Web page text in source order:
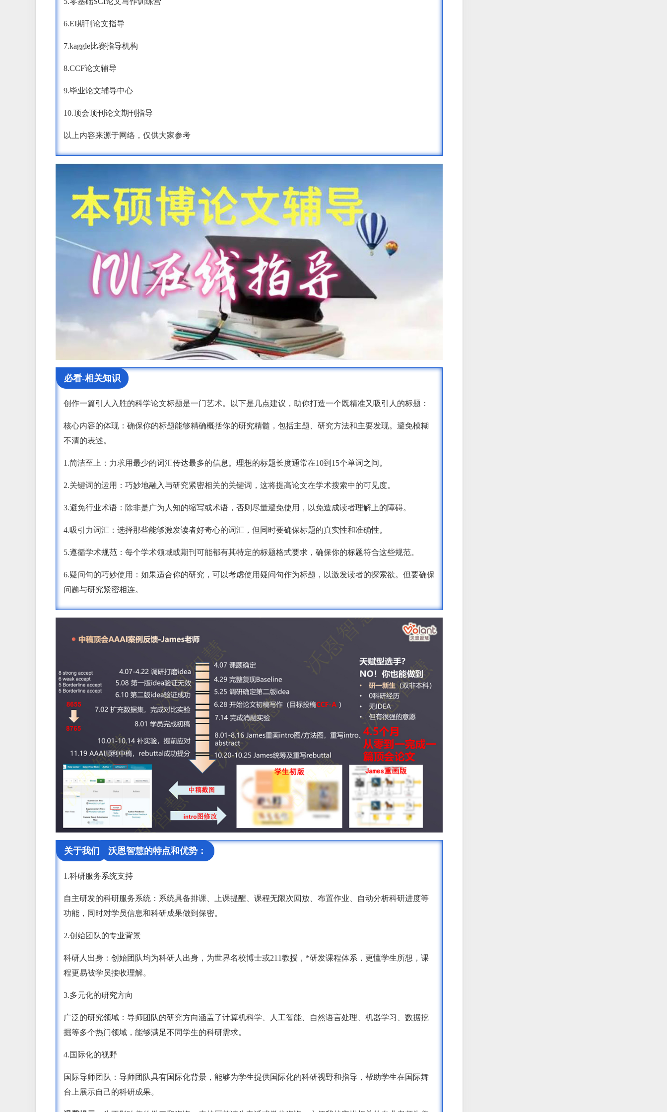
6.EI期刊论文指导
7.kaggle比赛指导机构
8.CCF论文辅导
9.毕业论文辅导中心
10.顶会顶刊论文期刊指导
以上内容来源于网络，仅供大家参考
必看-相关知识
创作一篇引人入胜的科学论文标题是一门艺术。以下是几点建议，助你打造一个既精准又吸引人的标题：
核心内容的体现：确保你的标题能够精确概括你的研究精髓，包括主题、研究方法和主要发现。避免模糊
不清的表述。
1.简洁至上：力求用最少的词汇传达最多的信息。理想的标题长度通常在10到15个单词之间。
2.关键词的运用：巧妙地融入与研究紧密相关的关键词，这将提高论文在学术搜索中的可见度。
3.避免行业术语：除非是广为人知的缩写或术语，否则尽量避免使用，以免造成读者理解上的障碍。
4.吸引力词汇：选择那些能够激发读者好奇心的词汇，但同时要确保标题的真实性和准确性。
5.遵循学术规范：每个学术领域或期刊可能都有其特定的标题格式要求，确保你的标题符合这些规范。
6.疑问句的巧妙使用：如果适合你的研究，可以考虑使用疑问句作为标题，以激发读者的探索欲。但要确保
问题与研究紧密相连。
关于我们 沃恩智慧的特点和优势：
1.科研服务系统支持
自主研发的科研服务系统：系统具备排课、上课提醒、课程无限次回放、布置作业、自动分析科研进度等
功能，同时对学员信息和科研成果做到保密。
2.创始团队的专业背景
科研人出身：创始团队均为科研人出身，为世界名校博士或211教授，*研发课程体系，更懂学生所想，课
程更易被学员接收理解。
3.多元化的研究方向
广泛的研究领域：导师团队的研究方向涵盖了计算机科学、人工智能、自然语言处理、机器学习、数据挖
掘等多个热门领域，能够满足不同学生的科研需求。
4.国际化的视野
国际导师团队：导师团队具有国际化背景，能够为学生提供国际化的科研视野和指导，帮助学生在国际舞
台上展示自己的科研成果。